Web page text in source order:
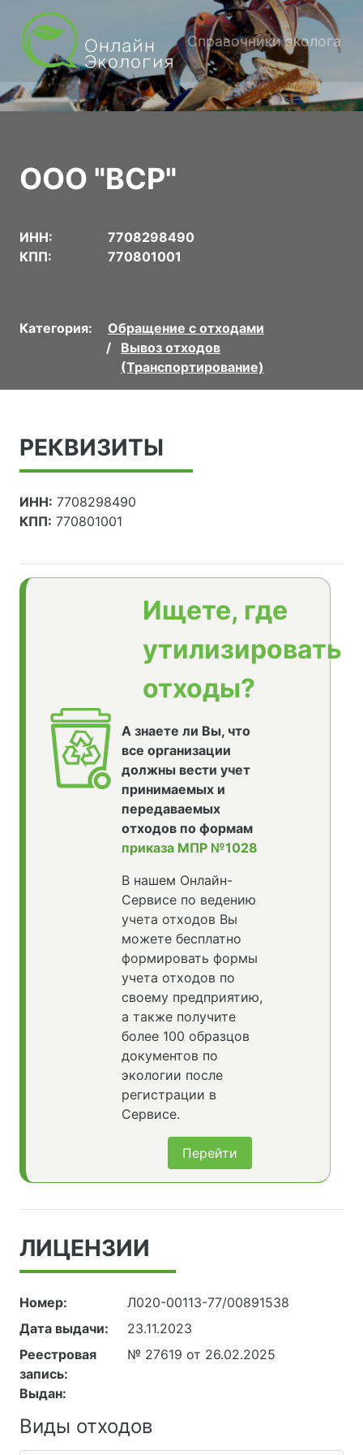
Справочники эколога
ООО "ВСР"
ИНН:
7708298490
КПП:
770801001
Категория:
Обращение с отходами
Вывоз отходов
(Транспортирование)
РЕКВИЗИТЫ
ИНН: 7708298490
КПП: 770801001
Ищете, где
утилизировать
отходы?
А знаете ли Вы, что
все организации
должны вести учет
принимаемых и
передаваемых
отходов по формам
приказа МПР №1028
В нашем Онлайн-
Сервисе по ведению
учета отходов Вы
можете бесплатно
формировать формы
учета отходов по
своему предприятию,
а также получите
более 100 образцов
документов по
экологии после
регистрации в
Сервисе.
Перейти
ЛИЦЕНЗИИ
Номер:
Л020-00113-77/00891538
Дата выдачи:
23.11.2023
Реестровая
запись:
№ 27619 от 26.02.2025
Выдан:
Виды отходов